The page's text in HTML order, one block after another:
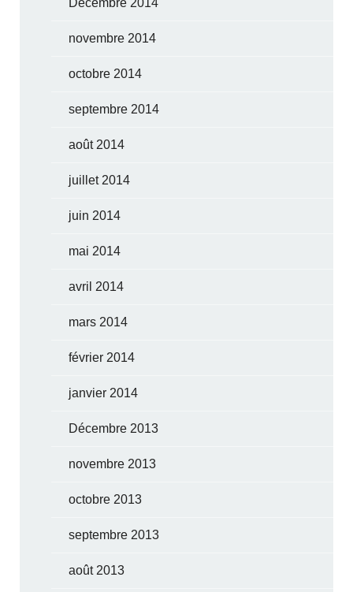
novembre 2014
octobre 2014
septembre 2014
août 2014
juillet 2014
juin 2014
mai 2014
avril 2014
mars 2014
février 2014
janvier 2014
Décembre 2013
novembre 2013
octobre 2013
septembre 2013
août 2013